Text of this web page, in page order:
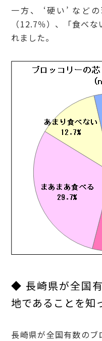
一方、 ‘硬い’ など
（12.7％）、「食べ
れました。
◆ 長崎県が全国
地であることを知
長崎県が全国有数の